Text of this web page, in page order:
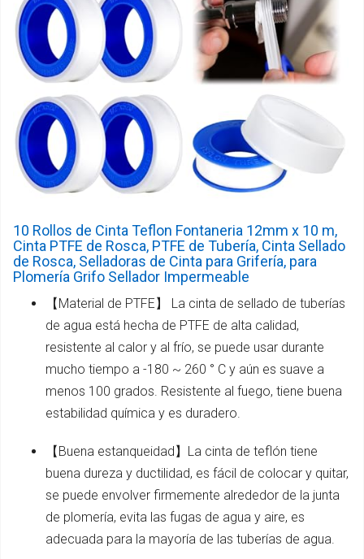
10 Rollos de Cinta Teflon Fontaneria 12mm x 10 m,
Cinta PTFE de Rosca, PTFE de Tubería, Cinta Sellado
de Rosca, Selladoras de Cinta para Grifería, para
Plomería Grifo Sellador Impermeable
【Material de PTFE】 La cinta de sellado de tuberías
de agua está hecha de PTFE de alta calidad,
resistente al calor y al frío, se puede usar durante
mucho tiempo a -180 ~ 260 ° C y aún es suave a
menos 100 grados. Resistente al fuego, tiene buena
estabilidad química y es duradero.
【Buena estanqueidad】La cinta de teflón tiene
buena dureza y ductilidad, es fácil de colocar y quitar,
se puede envolver firmemente alrededor de la junta
de plomería, evita las fugas de agua y aire, es
adecuada para la mayoría de las tuberías de agua.